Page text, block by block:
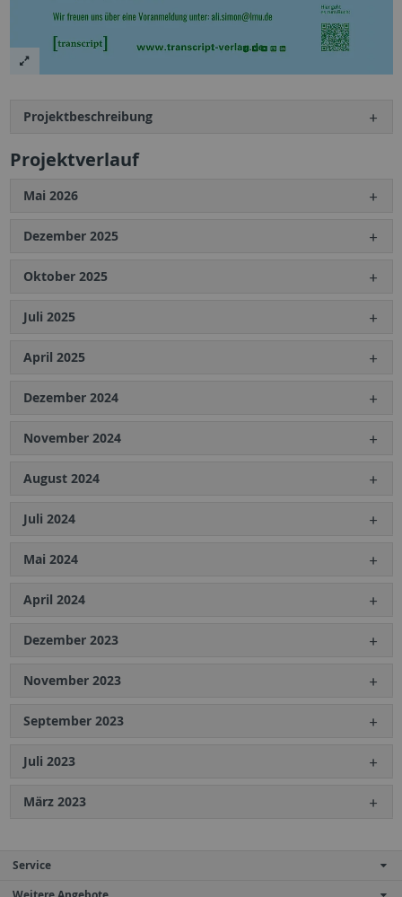
Projektbeschreibung
Projektverlauf
Mai 2026
Dezember 2025
Oktober 2025
Juli 2025
April 2025
Dezember 2024
November 2024
August 2024
Juli 2024
Mai 2024
April 2024
Dezember 2023
November 2023
September 2023
Juli 2023
März 2023
Service